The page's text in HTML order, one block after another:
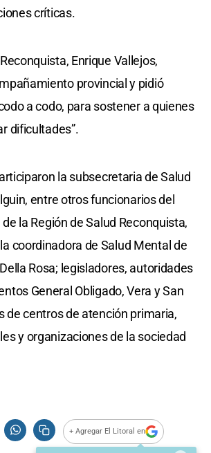
críticas.
Enrique Vallejos,
provincial y pidió
a codo, para sostener a quienes
dificultades”.
la subsecretaria de Salud
entre otros funcionarios del
la Región de Salud Reconquista,
coordinadora de Salud Mental de
Rosa; legisladores, autoridades
General Obligado, Vera y San
de centros de atención primaria,
y organizaciones de la sociedad
+ Agregar El Litoral en